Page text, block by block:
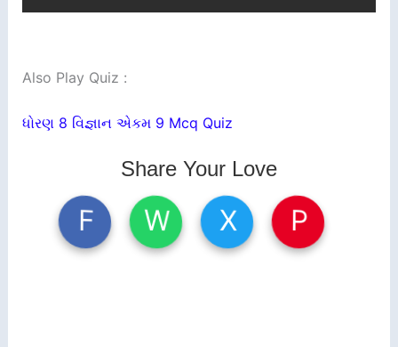
Also Play Quiz :
ધોરણ 8 વિજ્ઞાન એકમ 9 Mcq Quiz
Share Your Love
F W X P